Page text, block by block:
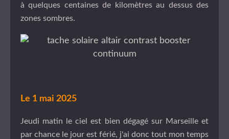
à quelques centaines de kilomètres au dessus des
zones sombres.
Le 1 mai 2025
Jeudi matin le ciel est bien dégagé sur Marseille et
par chance le jour est férié, j'ai donc tout mon temps